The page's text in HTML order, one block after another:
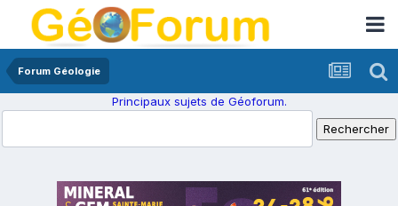
Forum Géologie
Principaux sujets de Géoforum.